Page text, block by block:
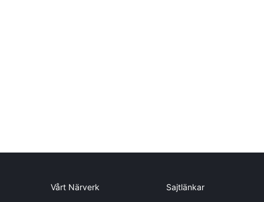
Vårt Närverk Sajtlänkar